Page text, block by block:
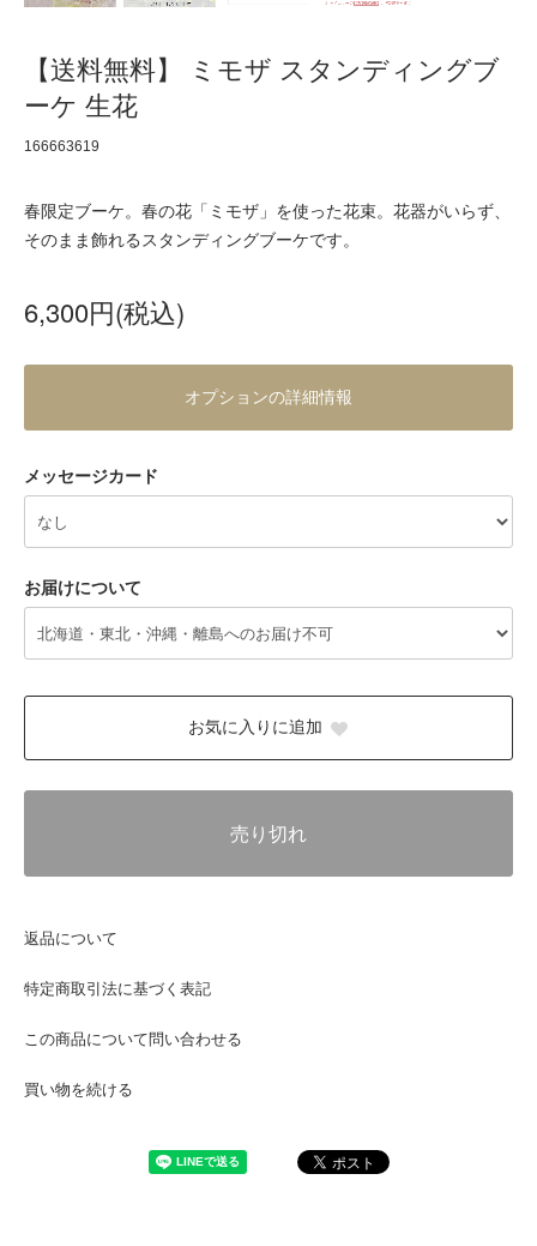
【送料無料】 ミモザ スタンディングブ
ーケ 生花
166663619
春限定ブーケ。春の花「ミモザ」を使った花束。花器がいらず、
そのまま飾れるスタンディングブーケです。
6,300円(税込)
オプションの詳細情報
メッセージカード
お届けについて
お気に入りに追加
売り切れ
返品について
特定商取引法に基づく表記
この商品について問い合わせる
買い物を続ける